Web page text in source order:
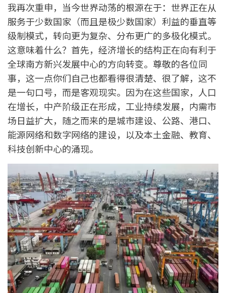
我再次重申，当今世界动荡的根源在于：世界正在从
服务于少数国家（而且是极少数国家）利益的垂直等
级制模式，转向更为复杂、分布更广的多极化模式。
这意味着什么？首先，经济增长的结构正在向有利于
全球南方新兴发展中心的方向转变。尊敬的各位同
事，这一点你们自己也都看得很清楚、很了解，这不
是一句口号，而是客观现实。因为在这些国家，人口
在增长，中产阶级正在形成，工业持续发展，内需市
场日益扩大，随之而来的是城市建设、公路、港口、
能源网络和数字网络的建设，以及本土金融、教育、
科技创新中心的涌现。